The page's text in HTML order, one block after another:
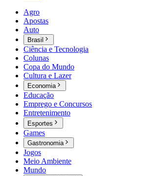
Agro
Apostas
Auto
Brasil
Ciência e Tecnologia
Colunas
Copa do Mundo
Cultura e Lazer
Economia
Educação
Emprego e Concursos
Entretenimento
Esportes
Games
Gastronomia
Jogos
Meio Ambiente
Mundo